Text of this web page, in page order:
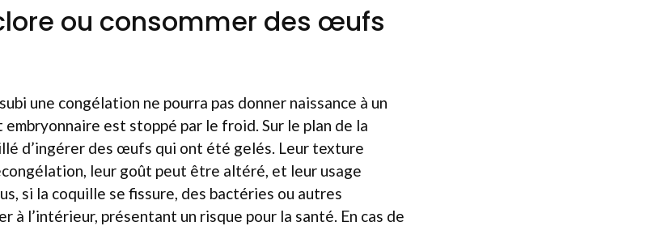
ou consommer des œufs
une congélation ne pourra pas donner naissance à un
est stoppé par le froid. Sur le plan de la
d’ingérer des œufs qui ont été gelés. Leur texture
leur goût peut être altéré, et leur usage
si la coquille se fissure, des bactéries ou autres
à l’intérieur, présentant un risque pour la santé. En cas de